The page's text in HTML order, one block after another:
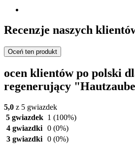
Recenzje naszych
Oceń ten produkt
ocen klientów po polski
regenerujący
5,0 z 5 gwiazdek
5 gwiazdek 1 (100%)
4 gwiazdki 0 (0%)
3 gwiazdki 0 (0%)